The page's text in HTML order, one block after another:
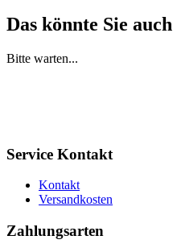
Das könnte Sie
Bitte warten...
Service Kontakt
Kontakt
Versandkosten
Zahlungsarten